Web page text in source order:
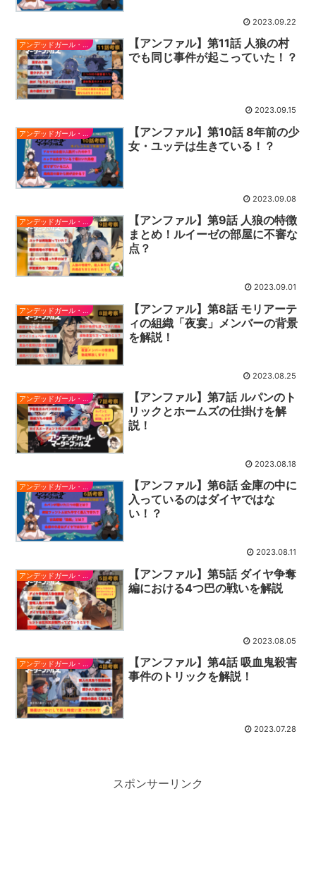
2023.09.22
アンデッドガール・マーダーファルス
【アンファル】第11話 人狼の村
でも同じ事件が起こっていた！？
2023.09.15
アンデッドガール・マーダーファルス
【アンファル】第10話 8年前の少
女・ユッテは生きている！？
2023.09.08
アンデッドガール・マーダーファルス
【アンファル】第9話 人狼の特徴
まとめ！ルイーゼの部屋に不審な
点？
2023.09.01
アンデッドガール・マーダーファルス
【アンファル】第8話 モリアーテ
ィの組織「夜宴」メンバーの背景
を解説！
2023.08.25
アンデッドガール・マーダーファルス
【アンファル】第7話 ルパンのト
リックとホームズの仕掛けを解
説！
2023.08.18
アンデッドガール・マーダーファルス
【アンファル】第6話 金庫の中に
入っているのはダイヤではな
い！？
2023.08.11
アンデッドガール・マーダーファルス
【アンファル】第5話 ダイヤ争奪
編における4つ巴の戦いを解説
2023.08.05
アンデッドガール・マーダーファルス
【アンファル】第4話 吸血鬼殺害
事件のトリックを解説！
2023.07.28
スポンサーリンク